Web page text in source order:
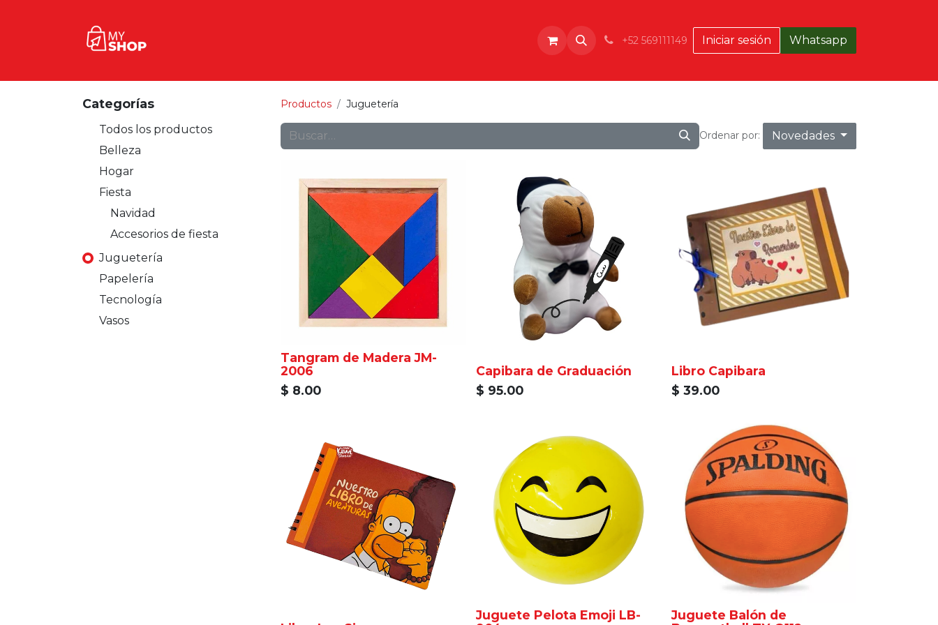
+52 569111149 Iniciar sesión Whatsapp
Categorías
Todos los productos
Belleza
Hogar
Fiesta
Navidad
Accesorios de fiesta
Juguetería
Papelería
Tecnología
Vasos
Productos Juguetería
Ordenar por: Novedades
Tangram de Madera JM-
2006
$ 8.00
Capibara de Graduación
$ 95.00
Libro Capibara
$ 39.00
Juguete Pelota Emoji LB-
Juguete Balón de